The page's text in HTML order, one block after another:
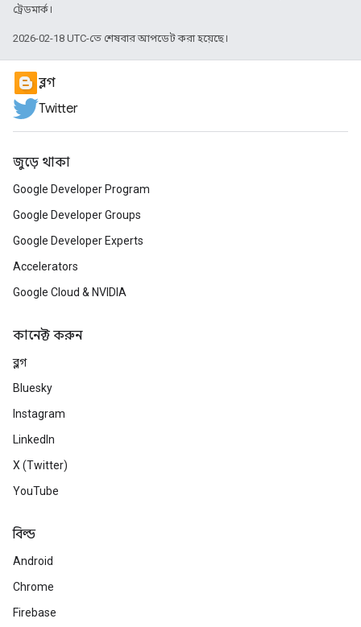
ট্রেডমার্ক।
2026-02-18 UTC-তে শেষবার আপডেট করা হয়েছে।
ব্লগ
Twitter
জুড়ে থাকা
Google Developer Program
Google Developer Groups
Google Developer Experts
Accelerators
Google Cloud & NVIDIA
কানেক্ট করুন
ব্লগ
Bluesky
Instagram
LinkedIn
X (Twitter)
YouTube
বিল্ড
Android
Chrome
Firebase